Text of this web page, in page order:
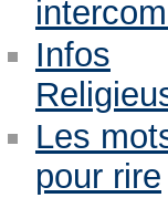
Infos
Les
pour rire